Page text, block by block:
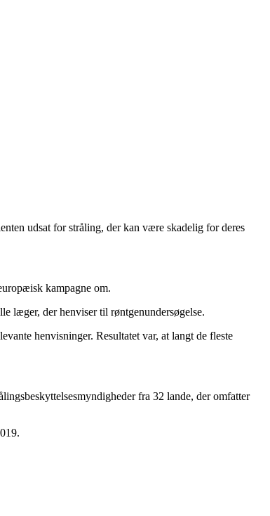
udsat for stråling, der kan være skadelig for deres
kampagne om.
læger, der henviser til røntgenundersøgelse.
henvisninger. Resultatet var, at langt de fleste
fra 32 lande, der omfatter